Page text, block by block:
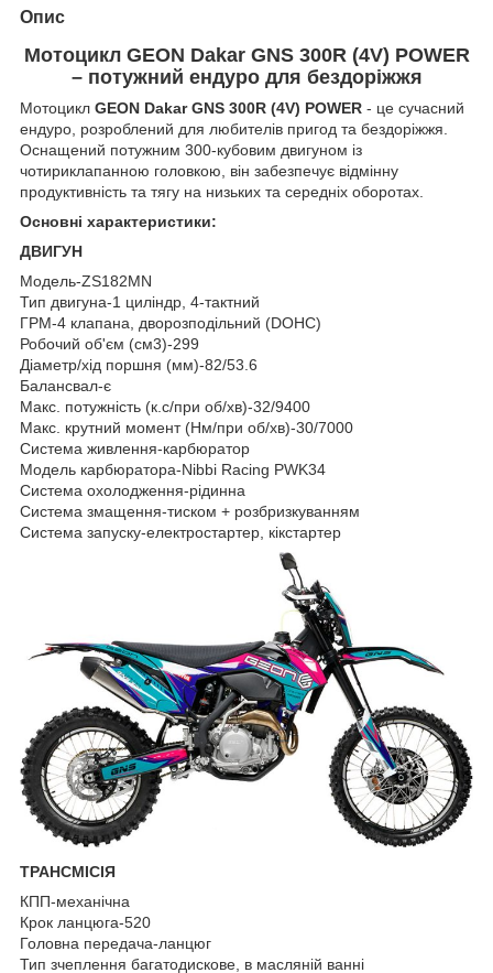
Опис
Мотоцикл GEON Dakar GNS 300R (4V) POWER
– потужний ендуро для бездоріжжя
Мотоцикл GEON Dakar GNS 300R (4V) POWER - це сучасний
ендуро, розроблений для любителів пригод та бездоріжжя.
Оснащений потужним 300-кубовим двигуном із
чотириклапанною головкою, він забезпечує відмінну
продуктивність та тягу на низьких та середніх оборотах.
Основні характеристики:
ДВИГУН
Модель-ZS182MN
Тип двигуна-1 циліндр, 4-тактний
ГРМ-4 клапана, дворозподільний (DOHC)
Робочий об'єм (см3)-299
Діаметр/хід поршня (мм)-82/53.6
Балансвал-є
Макс. потужність (к.с/при об/хв)-32/9400
Макс. крутний момент (Нм/при об/хв)-30/7000
Система живлення-карбюратор
Модель карбюратора-Nibbi Racing PWK34
Система охолодження-рідинна
Система змащення-тиском + розбризкуванням
Система запуску-електростартер, кікстартер
ТРАНСМІСІЯ
КПП-механічна
Крок ланцюга-520
Головна передача-ланцюг
Тип зчеплення багатодискове, в масляній ванні